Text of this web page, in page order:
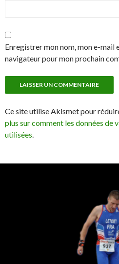
Enregistrer mon nom, mon e-mail
navigateur pour mon prochain
Ce site utilise Akismet pour
plus sur comment les données de
utilisées.